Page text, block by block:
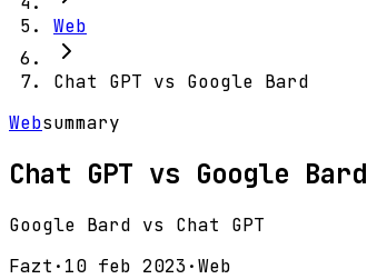
Web
Chat GPT vs Google Bard
Websummary
Chat GPT vs Google Bard
Google Bard vs Chat GPT
Fazt · 10 feb 2023·Web